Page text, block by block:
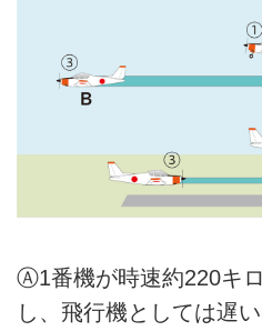
Ⓐ1番機が時速約220キ
し、飛行機としては遅